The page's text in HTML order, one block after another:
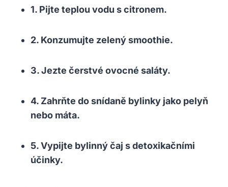
1. Pijte teplou vodu s citronem.
2. Konzumujte zelený smoothie.
3. Jezte čerstvé ovocné saláty.
4. Zahrňte do snídaně bylinky jako pelyň
nebo máta.
5. Vypijte bylinný čaj s detoxikačními
účinky.